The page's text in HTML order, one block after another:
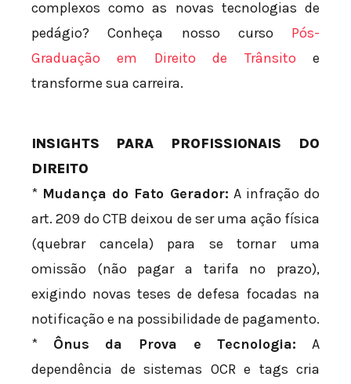
complexos como as novas tecnologias de
pedágio? Conheça nosso curso Pós-
Graduação em Direito de Trânsito e
transforme sua carreira.
INSIGHTS PARA PROFISSIONAIS DO
DIREITO
* Mudança do Fato Gerador: A infração do
art. 209 do CTB deixou de ser uma ação física
(quebrar cancela) para se tornar uma
omissão (não pagar a tarifa no prazo),
exigindo novas teses de defesa focadas na
notificação e na possibilidade de pagamento.
* Ônus da Prova e Tecnologia: A
dependência de sistemas OCR e tags cria